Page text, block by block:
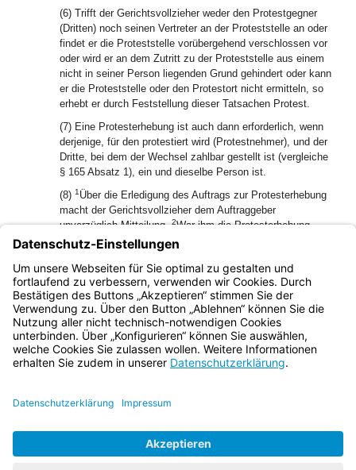
(6) Trifft der Gerichtsvollzieher weder den Protestgegner
(Dritten) noch seinen Vertreter an der Proteststelle an oder
findet er die Proteststelle vorübergehend verschlossen vor
oder wird er an dem Zutritt zu der Proteststelle aus einem
nicht in seiner Person liegenden Grund gehindert oder kann
er die Proteststelle oder den Protestort nicht ermitteln, so
erhebt er durch Feststellung dieser Tatsachen Protest.
(7) Eine Protesterhebung ist auch dann erforderlich, wenn
derjenige, für den protestiert wird (Protestnehmer), und der
Dritte, bei dem der Wechsel zahlbar gestellt ist (vergleiche
§ 165 Absatz 1), ein und dieselbe Person ist.
(8) 1Über die Erledigung des Auftrags zur Protesterhebung
macht der Gerichtsvollzieher dem Auftraggeber
unverzüglich Mitteilung.2War ihm die Protesterhebung
durch das Amtsgericht übertragen (§ 159 Absatz 1), so
richtet er die Mitteilung an das Amtsgericht und fügt alle
entstandenen Schriftstücke bei.3Wegen des Wechsels und
der Protesturkunde vergleiche jedoch § 171 Absatz 8.
Bayern.de
BayernPortal
Impressum